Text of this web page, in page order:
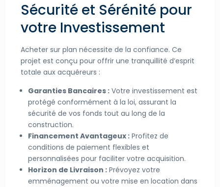
Sécurité et Sérénité pour
votre Investissement
Acheter sur plan nécessite de la confiance. Ce
projet est conçu pour offrir une tranquillité d’esprit
totale aux acquéreurs :
Garanties Bancaires : Votre investissement est
protégé conformément à la loi, assurant la
sécurité de vos fonds tout au long de la
construction.
Financement Avantageux : Profitez de
conditions de paiement flexibles et
personnalisées pour faciliter votre acquisition.
Horizon de Livraison : Prévoyez votre
emménagement ou votre mise en location dans